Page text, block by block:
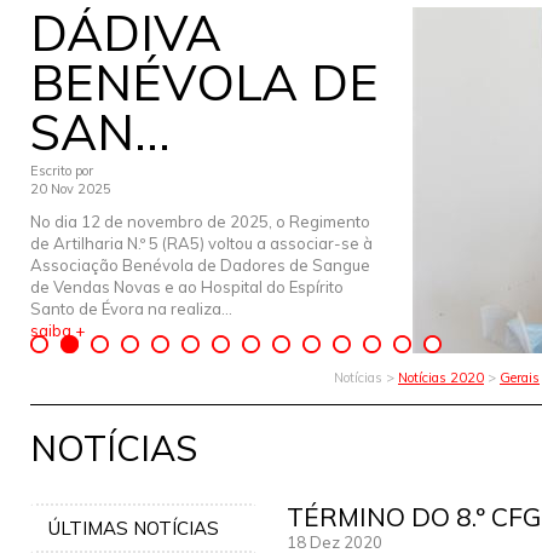
DÁDIVA
BENÉVOLA DE
SAN...
Escrito por
20 Nov 2025
No dia 12 de novembro de 2025, o Regimento
de Artilharia N.º 5 (RA5) voltou a associar-se à
Associação Benévola de Dadores de Sangue
de Vendas Novas e ao Hospital do Espírito
Santo de Évora na realiza...
saiba +
Notícias > Notícias 2020 > Gerais
NOTÍCIAS
ÚLTIMAS NOTÍCIAS TÉRMINO DO 8.º
18 Dez 2020